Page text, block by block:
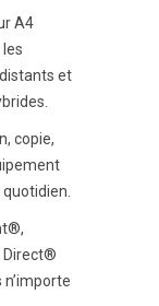
A4
et
copie,
Direct®